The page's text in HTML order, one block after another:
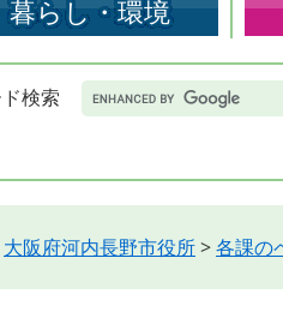
暮らし・環境
検索 Google
カ
検
大阪府河内長野市役所>各課の